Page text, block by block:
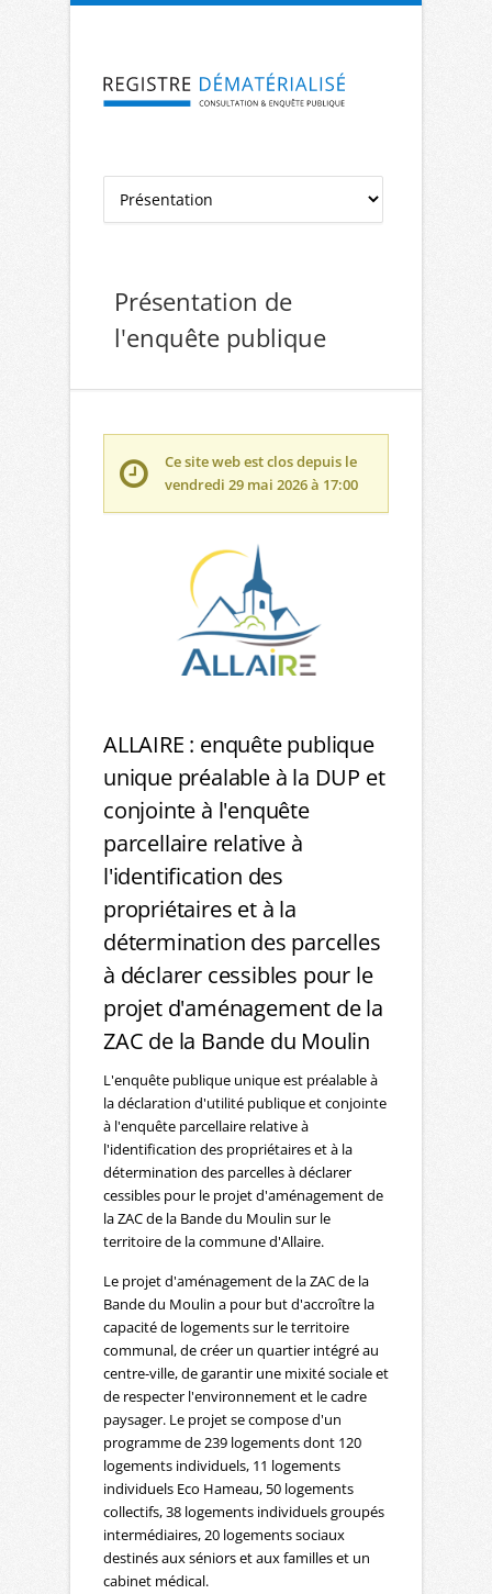
Aller à la navigation Aller au contenu
Présentation de
l'enquête publique
Ce site web est clos depuis le
vendredi 29 mai 2026 à 17:00
ALLAIRE : enquête publique
unique préalable à la DUP et
conjointe à l'enquête
parcellaire relative à
l'identification des
propriétaires et à la
détermination des parcelles
à déclarer cessibles pour le
projet d'aménagement de la
ZAC de la Bande du Moulin
L'enquête publique unique est préalable à
la déclaration d'utilité publique et conjointe
à l'enquête parcellaire relative à
l'identification des propriétaires et à la
détermination des parcelles à déclarer
cessibles pour le projet d'aménagement de
la ZAC de la Bande du Moulin sur le
territoire de la commune d'Allaire.
Le projet d'aménagement de la ZAC de la
Bande du Moulin a pour but d'accroître la
capacité de logements sur le territoire
communal, de créer un quartier intégré au
centre-ville, de garantir une mixité sociale et
de respecter l'environnement et le cadre
paysager. Le projet se compose d'un
programme de 239 logements dont 120
logements individuels, 11 logements
individuels Eco Hameau, 50 logements
collectifs, 38 logements individuels groupés
intermédiaires, 20 logements sociaux
destinés aux séniors et aux familles et un
cabinet médical.